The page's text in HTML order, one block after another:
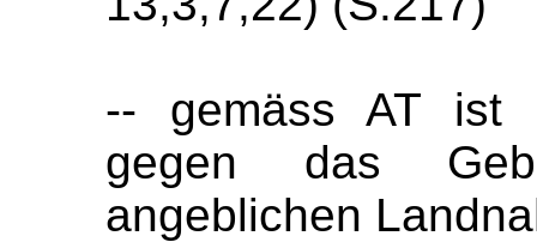
-- gemäss AT ist
gegen das
angeblichen